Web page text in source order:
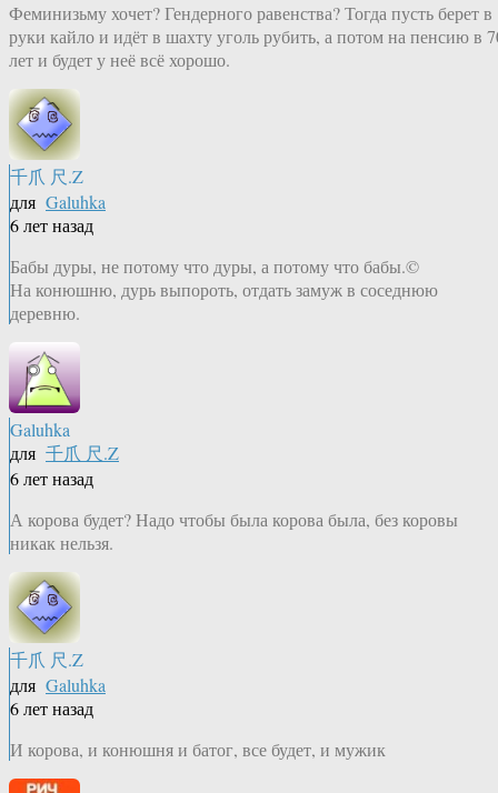
Феминизьму хочет? Гендерного равенства? Тогда пусть берет в
руки кайло и идёт в шахту уголь рубить, а потом на пенсию в
лет и будет у неё всё хорошо.
千爪 尺.Z
для Galuhka
6 лет назад
Бабы дуры, не потому что дуры, а потому что бабы.©
На конюшню, дурь выпороть, отдать замуж в соседнюю
деревню.
Galuhka
для 千爪 尺.Z
6 лет назад
А корова будет? Надо чтобы была корова была, без коровы
никак нельзя.
千爪 尺.Z
для Galuhka
6 лет назад
И корова, и конюшня и батог, все будет, и мужик